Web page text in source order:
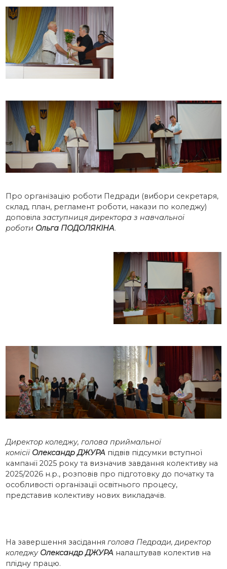
Про організацію роботи Педради (вибори секретаря,
склад, план, регламент роботи, накази по коледжу)
доповіла заступниця директора з навчальної
роботи Ольга ПОДОЛЯКІНА.
Директор коледжу, голова приймальної
комісії Олександр ДЖУРА підвів підсумки вступної
кампанії 2025 року та визначив завдання колективу на
2025/2026 н.р., розповів про підготовку до початку та
особливості організації освітнього процесу,
представив колективу нових викладачів.
На завершення засідання голова Педради, директор
коледжуОлександр ДЖУРАналаштував колектив на
плідну працю.